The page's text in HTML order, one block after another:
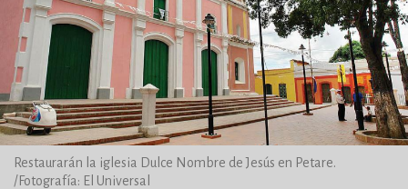
Restaurarán la iglesia Dulce Nombre de Jesús en Petare.
/Fotografía: El Universal